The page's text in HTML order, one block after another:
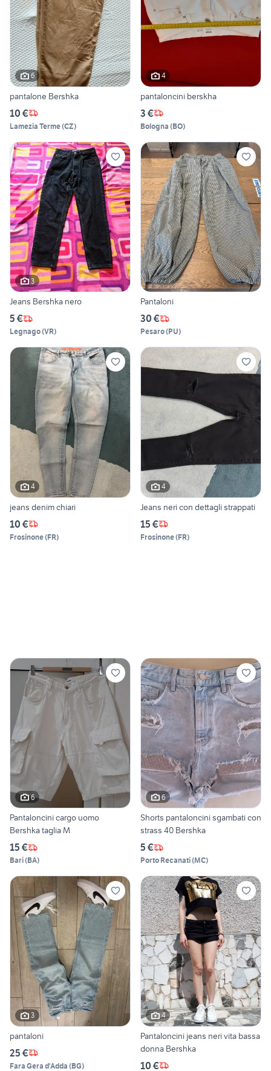
6
pantalone Bershka
10 €
Lamezia Terme(CZ)
4
pantaloncini berskha
3 €
Bologna (BO)
3
Jeans Bershka nero
5 €
Legnago(VR)
Pantaloni
30 €
Pesaro(PU)
4
jeans denim chiari
10 €
Frosinone(FR)
4
Jeans neri con dettagli strappati
15 €
Frosinone(FR)
6
Pantaloncini cargo uomo
Bershka taglia M
15 €
Bari(BA)
6
Shorts pantaloncini sgambati con
strass 40 Bershka
5 €
Porto Recanati(MC)
3
pantaloni
25 €
Fara Gera d'Adda (BG)
4
Pantaloncini jeans neri vita bassa
donna Bershka
10 €